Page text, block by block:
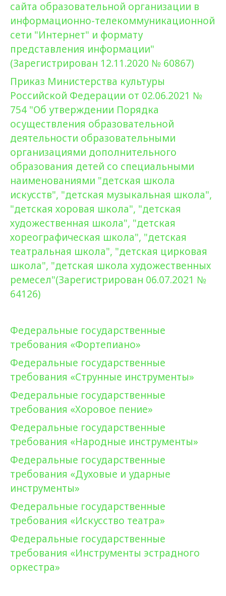
сайта образовательной организации в
информационно-телекоммуникационной
сети "Интернет" и формату
представления информации"
(Зарегистрирован 12.11.2020 № 60867)
Приказ Министерства культуры
Российской Федерации от 02.06.2021 №
754 "Об утверждении Порядка
осуществления образовательной
деятельности образовательными
организациями дополнительного
образования детей со специальными
наименованиями "детская школа
искусств", "детская музыкальная школа",
"детская хоровая школа", "детская
художественная школа", "детская
хореографическая школа", "детская
театральная школа", "детская цирковая
школа", "детская школа художественных
ремесел"(Зарегистрирован 06.07.2021 №
64126)
Федеральные государственные
требования «Фортепиано»
Федеральные государственные
требования «Струнные инструменты»
Федеральные государственные
требования «Хоровое пение»
Федеральные государственные
требования «Народные инструменты»
Федеральные государственные
требования «Духовые и ударные
инструменты»
Федеральные государственные
требования «Искусство театра»
Федеральные государственные
требования «Инструменты эстрадного
оркестра»